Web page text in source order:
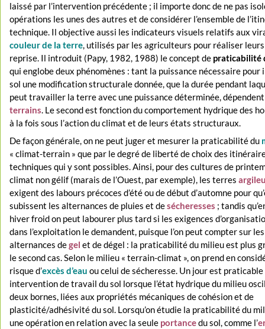
laissé par l’intervention précédente ; il importe donc de ne pas
opérations les unes des autres et de considérer l’ensemble de
technique. Il objective aussi les indicateurs visuels relatifs aux
couleur de la terre, utilisés par les agriculteurs pour réaliser
reprise. Il introduit (Papy, 1982, 1988) le concept de praticabilité
qui englobe deux phénomènes : tant la puissance nécessaire pour
sol une modification structurale donnée, que la durée pendant
peut travailler la terre avec une puissance déterminée,
terrains. Le second est fonction du comportement hydrique des
à la fois sous l’action du climat et de leurs états structuraux.
De façon générale, on ne peut juger et mesurer la praticabilité du
« climat-terrain » que par le degré de liberté de choix des
techniques qui y sont possibles. Ainsi, pour des cultures de
climat non gélif (marais de l’Ouest, par exemple), les terres
exigent des labours précoces d’été ou de début d’automne pour
subissent les alternances de pluies et desécheresses ; tandis
hiver froid on peut labourer plus tard si les exigences
dans l’exploitation le demandent, puisque l’on peut compter sur les
alternances degel et de dégel : la praticabilité du milieu est plus
le second cas. Selon le milieu « terrain-climat », on prend en
risque d’excès d’eau ou celui de sécheresse. Un jour est
intervention de travail du sol lorsque l’état hydrique du milieu
deux bornes, liées aux propriétés mécaniques de cohésion et de
plasticité/adhésivité du sol. Lorsqu’on étudie la praticabilité du
une opération en relation avec la seule portancedu sol, comme l’